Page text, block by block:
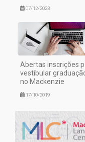
07/12/2023
Abertas inscrições
vestibular
no Mackenzie
17/10/2019